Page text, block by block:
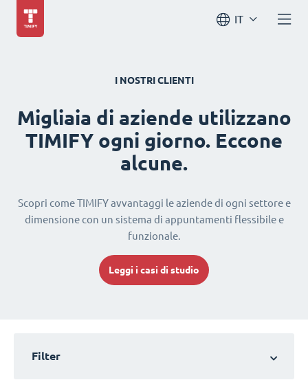
IT
I NOSTRI CLIENTI
Migliaia di aziende utilizzano
TIMIFY ogni giorno. Eccone
alcune.
Scopri come TIMIFY avvantaggi le aziende di ogni settore e
dimensione con un sistema di appuntamenti flessibile e
funzionale.
Leggi i casi di studio
Filter